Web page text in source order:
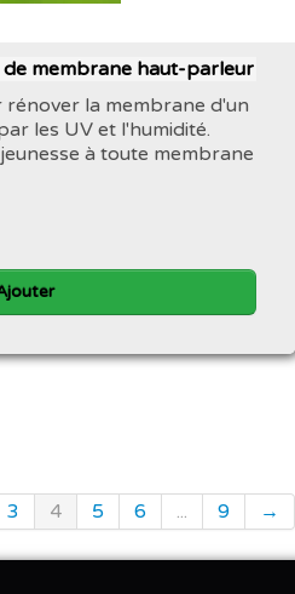
membrane haut-parleur
la membrane d'un
les UV et l'humidité.
à toute membrane
3 4 5 6 ... 9 →